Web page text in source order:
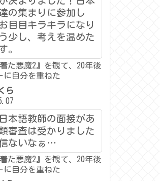
の集まりに参加し
目目キラキラになり
少し、考えを温めた
。
た悪魔2』を観て、20年後
に自分を重ねた
ら
本語教師の面接があ
審査は受かりました
ないなぁ…
た悪魔2』を観て、20年後
に自分を重ねた